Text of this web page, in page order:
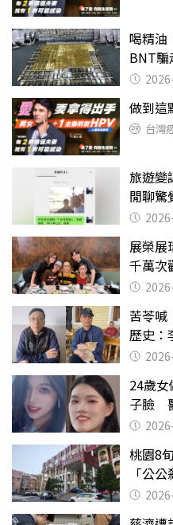
喝精油
BNT
挖出乾
做到這
台灣
旅遊變
閒聊驚
展榮展
千萬次
苦苓
歷史：
24歲
子臉
桃園8
「公